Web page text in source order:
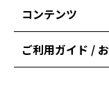
コンテンツ
ご利用ガイド /